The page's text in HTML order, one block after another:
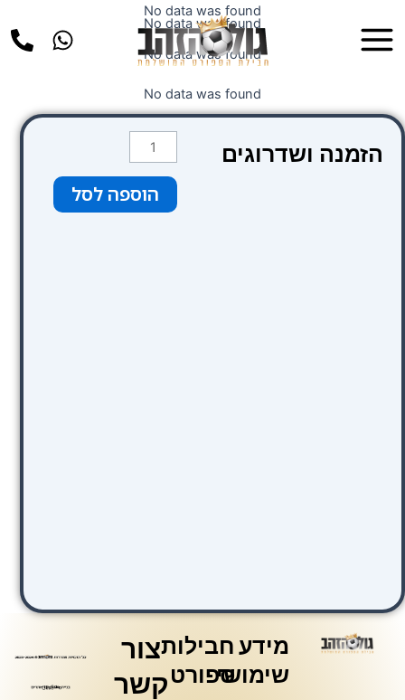
לתוכן
Menu
No data was found
No data was found
No data was found
No data was found
הזמנה ושדרוגים
כמות
של
Sercotel
Gran
הוספה לסל
מידע
שימושי
חבילות
ספורט
צור
קשר